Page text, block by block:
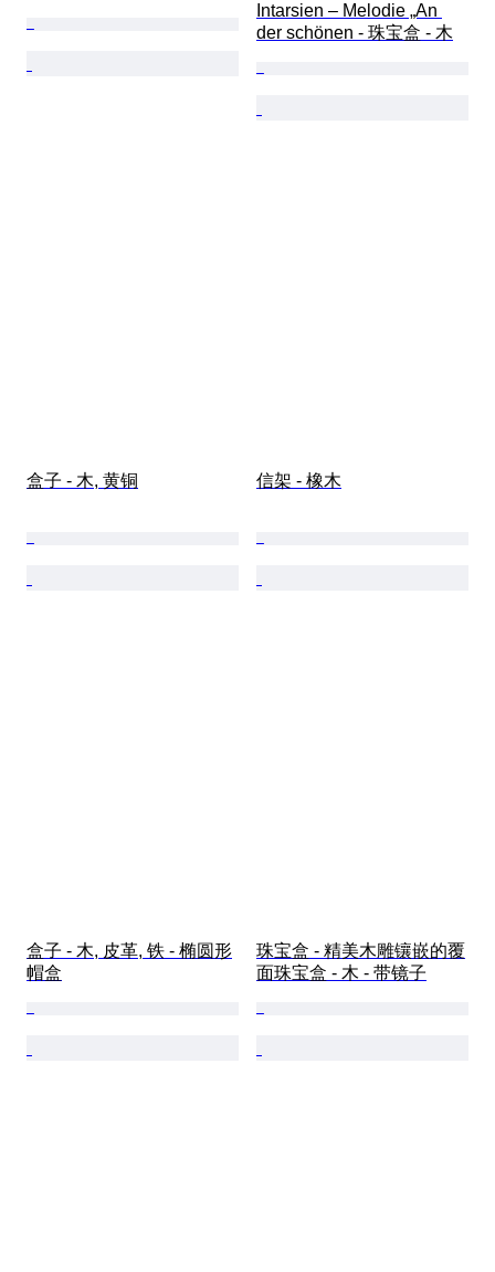
Intarsien – Melodie „An
der schönen - 珠宝盒 - 木
盒子 - 木, 黄铜 信架 - 橡木
盒子 - 木, 皮革, 铁 - 椭圆形
帽盒
珠宝盒 - 精美木雕镶嵌的覆
面珠宝盒 - 木 - 带镜子